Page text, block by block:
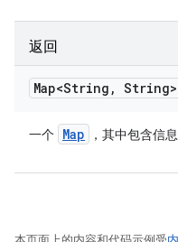
返回
Map<String , String>
一个 Map ，其中包含信